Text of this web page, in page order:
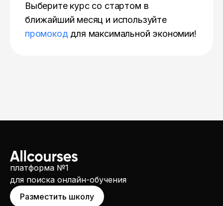
Выберите курс со стартом в
ближайший месяц и используйте
промокоддля максимальной экономии!
платформа №1
для поиска онлайн-обучения
Разместить школу